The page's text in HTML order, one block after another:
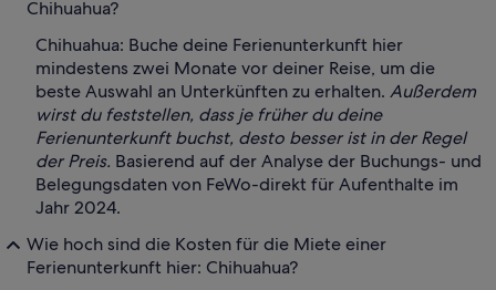
Chihuahua?
Chihuahua: Buche deine Ferienunterkunft hier
mindestens zwei Monate vor deiner Reise, um die
beste Auswahl an Unterkünften zu erhalten. Außerdem
wirst du feststellen, dass je früher du deine
Ferienunterkunft buchst, desto besser ist in der Regel
der Preis. Basierend auf der Analyse der Buchungs- und
Belegungsdaten von FeWo-direkt für Aufenthalte im
Jahr 2024.
Wie hoch sind die Kosten für die Miete einer
Ferienunterkunft hier: Chihuahua?